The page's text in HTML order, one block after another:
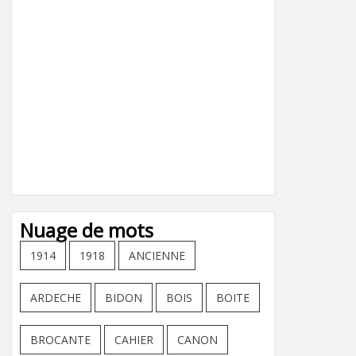
Nuage de mots
1914 1918 ANCIENNE
ARDECHE BIDON BOIS BOITE
BROCANTE CAHIER CANON